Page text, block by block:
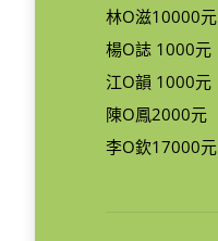
林O滋10000元
楊O誌 1000元
江O韻 1000元
陳O鳳2000元
李O欽17000元